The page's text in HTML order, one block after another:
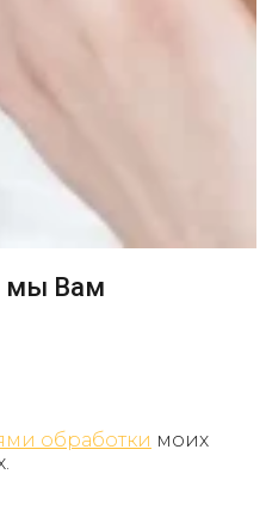
мы Вам
обработки моих